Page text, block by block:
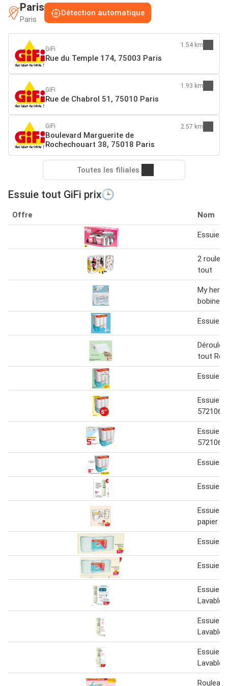
Paris
Paris
Détection automatique
GiFi
Rue du Temple 174, 75003 Paris
1.54 km
GiFi
Rue de Chabrol 51, 75010 Paris
1.93 km
GiFi
Boulevard Marguerite de
Rochechouart 38, 75018 Paris
2.57 km
Toutes les filiales
Essuie tout GiFi prix🕒
Offre Nom
Essuie
2
tout
My
bobines
Essuie
tout
Essuie
Essuie
572106
Essuie
572106
Essuie
Essuie
Essuie-
papier
Essuie-
Essuie-
Essuie-
Lavable
Essuie-
Lavable
Essuie-
Lavable
Rouleau